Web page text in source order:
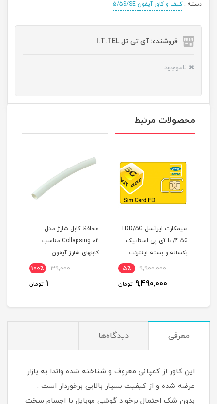
دسته :کیف و کاور آیفون 5/5S/SE
فروشنده: آی تی تل I.T.TEL
ناموجود
محصولات مرتبط
سیمکارت ایرانسل FDD/5G
/4.5G با آی پی استاتیک
و بسته اینترنت
5٪
تومان
محافظ کابل شارژ مدل
Collapsing 02 مناسب
کابلهای شارژ آیفون
100٪ اینترنت شش
معرفی دیدگاه‌ها
این کاور از کمپانی معروف و شناخته شده واندا به بازار
عرضه شده و از کیفیت بسیار بالایی برخوردار است .
بدون شک احتمال برخورد گوشی موبایل با اجسام سخت